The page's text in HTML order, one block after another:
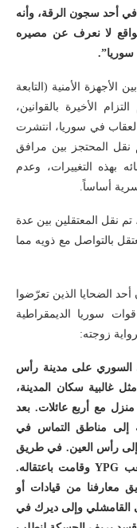
في أحد سجون الرقة، وأنه
لا نعرف عن مصيره
سوريا”.
الأجهزة الأمنية (التابعة
الأخيرة بالقوانين،
في سوريا، انتشرت
نقل المحتجز بين مرافق
بهذه التغييرات، وعدم
أساساً.
تم نقل المعتقلين بين عدة
بالتواصل مع ذويه مما
الضحايا الذين تعرّضوا
عام 2019، على يد قوات سوريا الديمقراطية
زوجته:
السوري على مدينة رأس
أكتوبر 2019، نزحنا مثل غالبية سكان المدينة،
مع أربع عائلات. بعد
إلى مناطق التماس في
إلى رأس العين. في طريق
YPGوقامت باعتقاله.
معارفنا من قيادات أو
القامشلي وإلى ديرك في